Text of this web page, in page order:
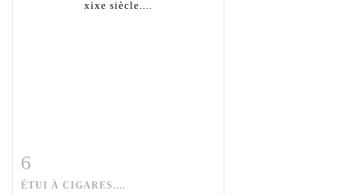
6
ÉTUI À CIGARES....